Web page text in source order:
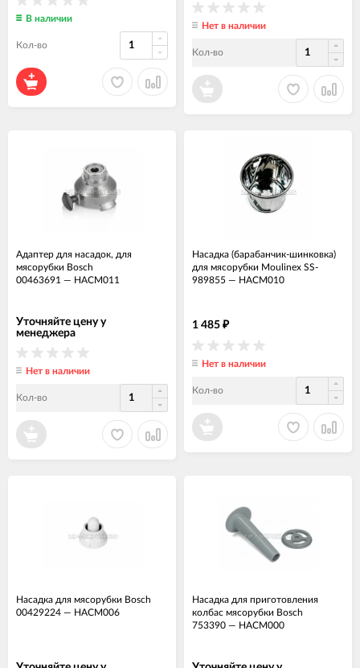
В наличии
Кол-во
Нет в наличии
Кол-во
Адаптер для насадок, для
мясорубки Bosch
00463691 — НАСМ011
Уточняйте цену у
менеджера
Нет в наличии
Кол-во
Насадка (барабанчик-шинковка)
для мясорубки Moulinex SS-
989855 — НАСМ010
1 485 ₽
Нет в наличии
Кол-во
Насадка для мясорубки Bosch
00429224 — НАСМ006
Насадка для приготовления
колбас мясорубки Bosch
753390 — НАСМ000